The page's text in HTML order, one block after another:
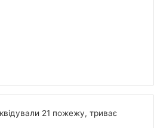
21 пожежу, триває